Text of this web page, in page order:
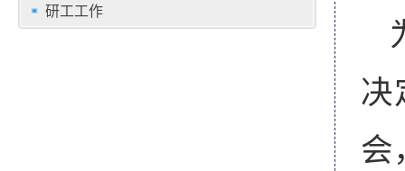
研工工作
决
会